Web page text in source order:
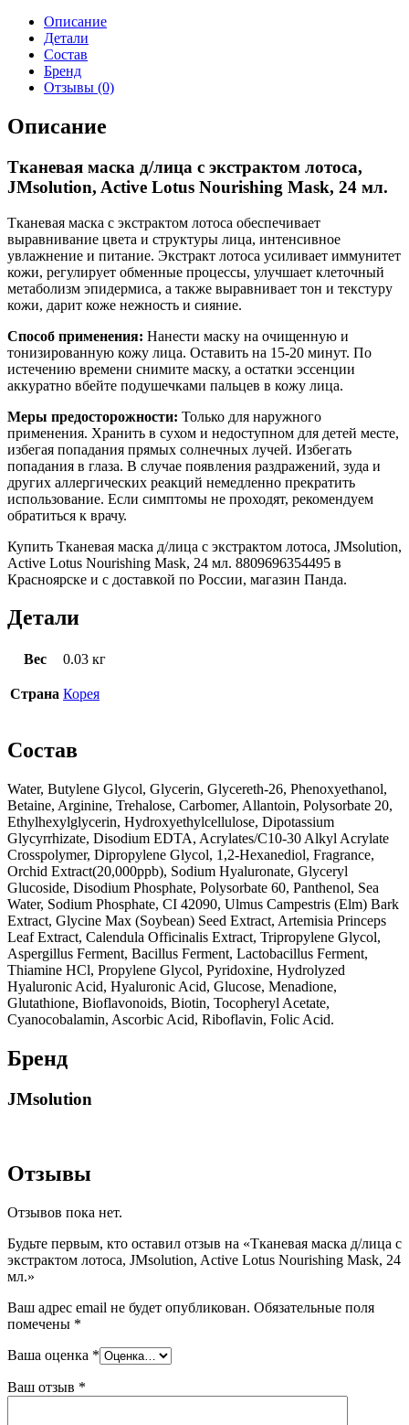
Описание
Детали
Состав
Бренд
Отзывы (0)
Описание
Тканевая маска д/лица с экстрактом лотоса,
JMsolution, Active Lotus Nourishing Mask, 24 мл.
Тканевая маска с экстрактом лотоса обеспечивает
выравнивание цвета и структуры лица, интенсивное
увлажнение и питание. Экстракт лотоса усиливает иммунитет
кожи, регулирует обменные процессы, улучшает клеточный
метаболизм эпидермиса, а также выравнивает тон и текстуру
кожи, дарит коже нежность и сияние.
Способ применения: Нанести маску на очищенную и
тонизированную кожу лица. Оставить на 15-20 минут. По
истечению времени снимите маску, а остатки эссенции
аккуратно вбейте подушечками пальцев в кожу лица.
Меры предосторожности: Только для наружного
применения. Хранить в сухом и недоступном для детей месте,
избегая попадания прямых солнечных лучей. Избегать
попадания в глаза. В случае появления раздражений, зуда и
других аллергических реакций немедленно прекратить
использование. Если симптомы не проходят, рекомендуем
обратиться к врачу.
Купить Тканевая маска д/лица с экстрактом лотоса, JMsolution,
Active Lotus Nourishing Mask, 24 мл. 8809696354495 в
Красноярске и с доставкой по России, магазин Панда.
Детали
Вес 0.03 кг
Страна Корея
Состав
Water, Butylene Glycol, Glycerin, Glycereth-26, Phenoxyethanol,
Betaine, Arginine, Trehalose, Carbomer, Allantoin, Polysorbate 20,
Ethylhexylglycerin, Hydroxyethylcellulose, Dipotassium
Glycyrrhizate, Disodium EDTA, Acrylates/C10-30 Alkyl Acrylate
Crosspolymer, Dipropylene Glycol, 1,2-Hexanediol, Fragrance,
Orchid Extract(20,000ppb), Sodium Hyaluronate, Glyceryl
Glucoside, Disodium Phosphate, Polysorbate 60, Panthenol, Sea
Water, Sodium Phosphate, CI 42090, Ulmus Campestris (Elm) Bark
Extract, Glycine Max (Soybean) Seed Extract, Artemisia Princeps
Leaf Extract, Calendula Officinalis Extract, Tripropylene Glycol,
Aspergillus Ferment, Bacillus Ferment, Lactobacillus Ferment,
Thiamine HCl, Propylene Glycol, Pyridoxine, Hydrolyzed
Hyaluronic Acid, Hyaluronic Acid, Glucose, Menadione,
Glutathione, Bioflavonoids, Biotin, Tocopheryl Acetate,
Cyanocobalamin, Ascorbic Acid, Riboflavin, Folic Acid.
Бренд
JMsolution
Отзывы
Отзывов пока нет.
Будьте первым, кто оставил отзыв на «Тканевая маска д/лица с
экстрактом лотоса, JMsolution, Active Lotus Nourishing Mask, 24
мл.»
Ваш адрес email не будет опубликован. Обязательные поля
помечены *
Ваша оценка *
Ваш отзыв *